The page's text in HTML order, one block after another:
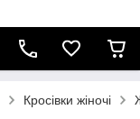
Кросівки жіночі